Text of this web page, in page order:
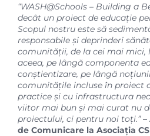
“WASH@Schools – Building a
decât un proiect de educație
Scopul nostru este să
responsabile și deprinderi
comunității, de la cei mai mici,
aceea, pe lângă componenta
conștientizare, pe lângă
comunitățile incluse în proiect
practice și cu infrastructura
viitor mai bun și mai curat nu
proiectului, ci pentru noi toți.”–
de Comunicare la Asociația